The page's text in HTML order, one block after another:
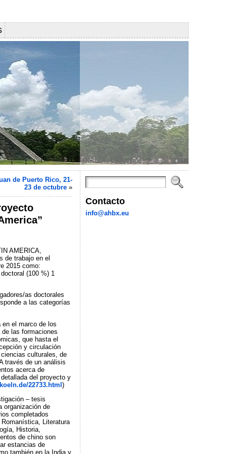
de Puerto Rico, 21-
23 de octubre »
AMERICA,
de trabajo en el
2015 como:
(100 %) 1
as doctorales
a las categorías
el marco de los
las formaciones
que hasta el
y circulación
culturales, de
través de un análisis
acerca de
del proyecto y
22733.html )
– tesis
organización de
completados
Literatura
Historia,
de chino son
estancias de
también en la India y
Contacto
info@ahbx.eu